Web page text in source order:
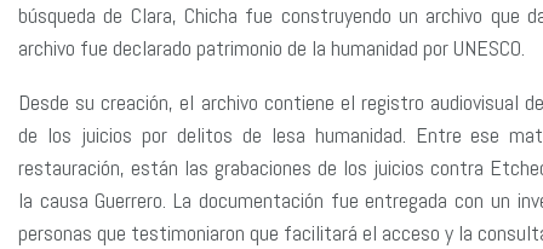
búsqueda de Clara, Chicha fue construyendo un archivo que
archivo fue declarado patrimonio de la humanidad por UNESCO.
Desde su creación, el archivo contiene el registro audiovisual
de los juicios por delitos de lesa humanidad. Entre ese
restauración, están las grabaciones de los juicios contra
la causa Guerrero. La documentación fue entregada con un
personas que testimoniaron que facilitará el acceso y la